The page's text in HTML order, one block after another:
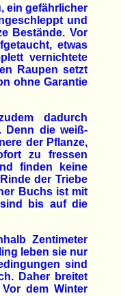
ein gefährlicher
und
Bestände. Vor
etwas
vernichtete
Raupen setzt
ohne Garantie
dadurch
Denn die weiß-
der Pflanze,
zu fressen
finden keine
der Triebe
Buchs ist mit
bis auf die
Zentimeter
leben sie nur
sind
Daher breitet
dem Winter